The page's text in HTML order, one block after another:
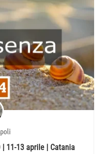
| 11-13 aprile | Catania